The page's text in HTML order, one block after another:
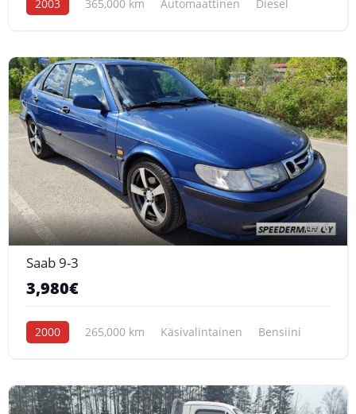
2003 365,000 km Automaattinen Diesel
6
Saab 9-3
3,980€
2000 265,000 km Käsivalintainen Bensiini